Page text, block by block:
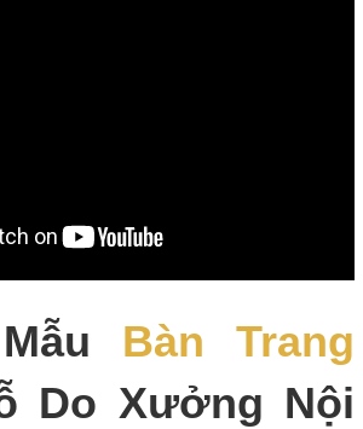
Bàn Trang
Do Xưởng Nội